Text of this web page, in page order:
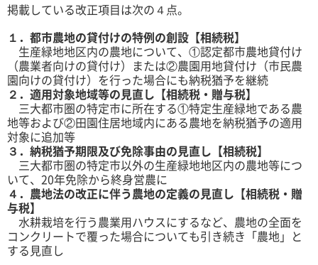
掲載している改正項目は次の４点。
１．都市農地の貸付けの特例の創設【相続税】
生産緑地地区内の農地について、①認定都市農地貸付け
（農業者向けの貸付け）または②農園用地貸付け（市民農
園向けの貸付け）を行った場合にも納税猶予を継続
２．適用対象地域等の見直し【相続税・贈与税】
三大都市圏の特定市に所在する①特定生産緑地である農
地等および②田園住居地域内にある農地を納税猶予の適用
対象に追加等
３．納税猶予期限及び免除事由の見直し【相続税】
三大都市圏の特定市以外の生産緑地地区内の農地等につ
いて、20年免除から終身営農に
４．農地法の改正に伴う農地の定義の見直し【相続税・贈
与税】
水耕栽培を行う農業用ハウスにするなど、農地の全面を
コンクリートで覆った場合についても引き続き「農地」と
する見直し